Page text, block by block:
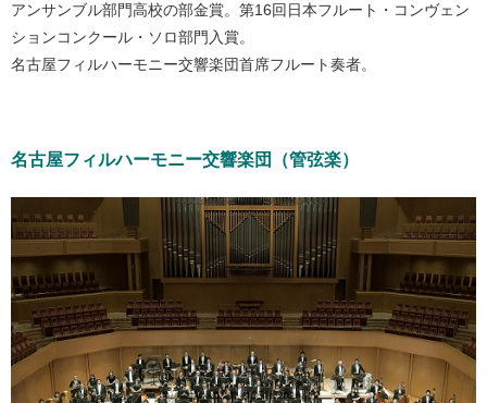
アンサンブル部門高校の部金賞。第16回日本フルート・コンヴェン
ションコンクール・ソロ部門入賞。
名古屋フィルハーモニー交響楽団首席フルート奏者。
名古屋フィルハーモニー交響楽団（管弦楽）